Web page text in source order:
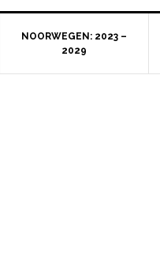
NOORWEGEN: 2023 –
2029